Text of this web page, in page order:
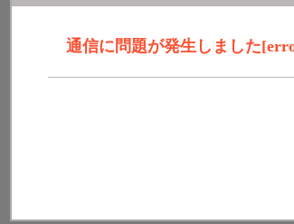
通信に問題が発生しました